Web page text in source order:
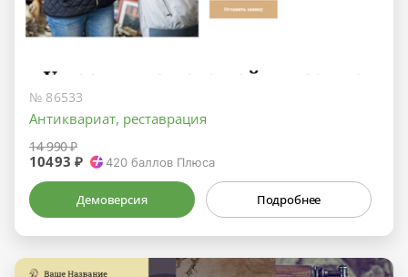
№ 86533
Антиквариат, реставрация
14 990 ₽
10493 ₽ 420 баллов Плюса
Демоверсия Подробнее